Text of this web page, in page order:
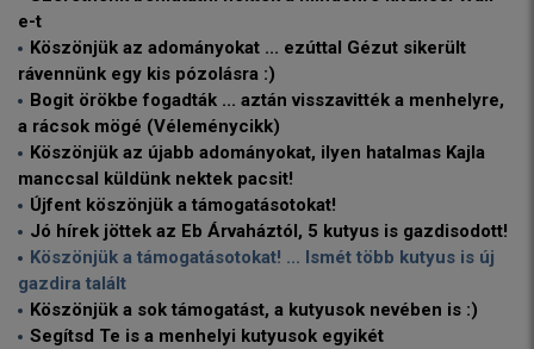
e-t
Köszönjük az adományokat ... ezúttal Gézut sikerült
rávennünk egy kis pózolásra :)
Bogit örökbe fogadták ... aztán visszavitték a menhelyre,
a rácsok mögé (Véleménycikk)
Köszönjük az újabb adományokat, ilyen hatalmas Kajla
manccsal küldünk nektek pacsit!
Újfent köszönjük a támogatásotokat!
Jó hírek jöttek az Eb Árvaháztól, 5 kutyus is gazdisodott!
Köszönjük a támogatásotokat! ... Ismét több kutyus is új
gazdira talált
Köszönjük a sok támogatást, a kutyusok nevében is :)
Segítsd Te is a menhelyi kutyusok egyikét